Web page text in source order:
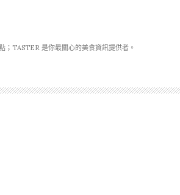
；TASTER 是你最關心的美食資訊提供者。